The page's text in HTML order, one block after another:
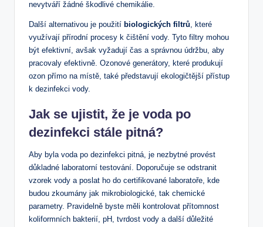
nevytváří žádné škodlivé chemikálie.
Další alternativou je použití biologických filtrů, které
využívají přírodní procesy k čištění vody. Tyto filtry mohou
být efektivní, avšak vyžadují čas a správnou údržbu, aby
pracovaly efektivně. Ozonové generátory, které produkují
ozon přímo na místě, také představují ekologičtější přístup
k dezinfekci vody.
Jak se ujistit, že je voda po
dezinfekci stále pitná?
Aby byla voda po dezinfekci pitná, je nezbytné provést
důkladné laboratorní testování. Doporučuje se odstranit
vzorek vody a poslat ho do certifikované laboratoře, kde
budou zkoumány jak mikrobiologické, tak chemické
parametry. Pravidelně byste měli kontrolovat přítomnost
koliformních bakterií, pH, tvrdost vody a další důležité